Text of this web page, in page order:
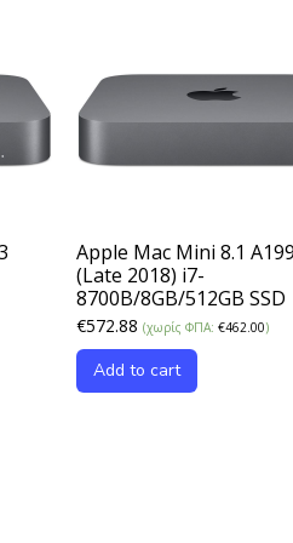
Apple Mac Mini 8.1
(Late 2018) i7-
8700B/8GB/512GB SSD
€572.88 (χωρίς ΦΠΑ: €462.00)
Add to cart